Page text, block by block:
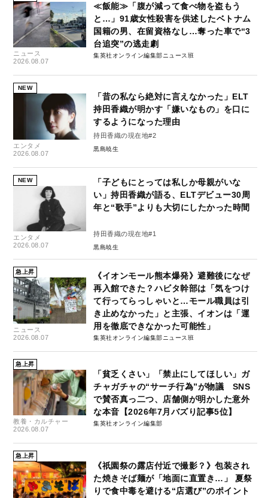
ニュース
2026.08.07
≪飯能≫「腹が減って食べ物を盗もう
と…」91歳女性殺害を供述したベトナム
国籍の男、在留資格なし…奪った車で“3
台追突”の逃走劇
集英社オンライン編集部ニュース班
NEW
エンタメ
2026.08.07
「昔の私なら絶対に言えなかった」ELT
持田香織が明かす「嫌いなもの」を口に
するようになった理由
持田香織の現在地#2
黒島暁生
NEW
エンタメ
2026.08.07
「子どもにとっては私しか母親がいな
い」持田香織が語る、ELTデビュー30周
年と“歌手”よりも大切にしたかった時間
持田香織の現在地#1
黒島暁生
急上昇
ニュース
2026.08.07
《イオンモール熊本爆発》避難後になぜ
再入館できた？ハビタ幹部は「気をつけ
て行ってらっしゃいと…モール職員は引
き止めなかった」と主張、イオンは「運
用を徹底できなかった可能性」
集英社オンライン編集部ニュース班
急上昇
教養・カルチャー
2026.08.07
「貧乏くさい」「禁止にしてほしい」ガ
チャガチャの“サーチ行為”が物議 SNS
で賛否真っ二つ、店舗側が明かした意外
な本音【2026年7月バズり記事5位】
集英社オンライン編集部
急上昇
《祇園祭の露店付近で撮影？》包装され
た焼きそば麺が「地面に直置き…」 夏祭
りで食中毒を避ける“店選び”のポイント